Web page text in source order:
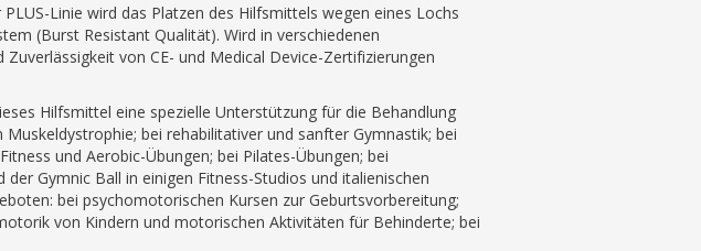
Linie wird das Platzen des Hilfsmittels wegen eines Lochs
(Burst Resistant Qualität). Wird in verschiedenen
von CE- und Medical Device-Zertifizierungen
Hilfsmittel eine spezielle Unterstützung für die Behandlung
bei rehabilitativer und sanfter Gymnastik; bei
und Aerobic-Übungen; bei Pilates-Übungen; bei
Gymnic Ball in einigen Fitness-Studios und italienischen
bei psychomotorischen Kursen zur Geburtsvorbereitung;
von Kindern und motorischen Aktivitäten für Behinderte; bei